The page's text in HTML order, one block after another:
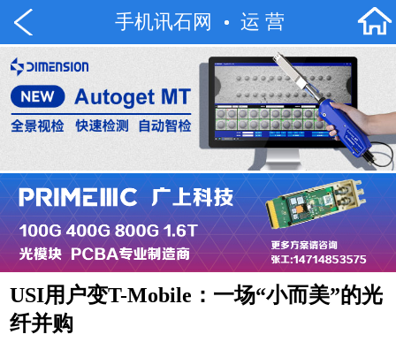
手机讯石网 运 营
USI用户变T-Mobile：一场“小而美”的光
纤并购